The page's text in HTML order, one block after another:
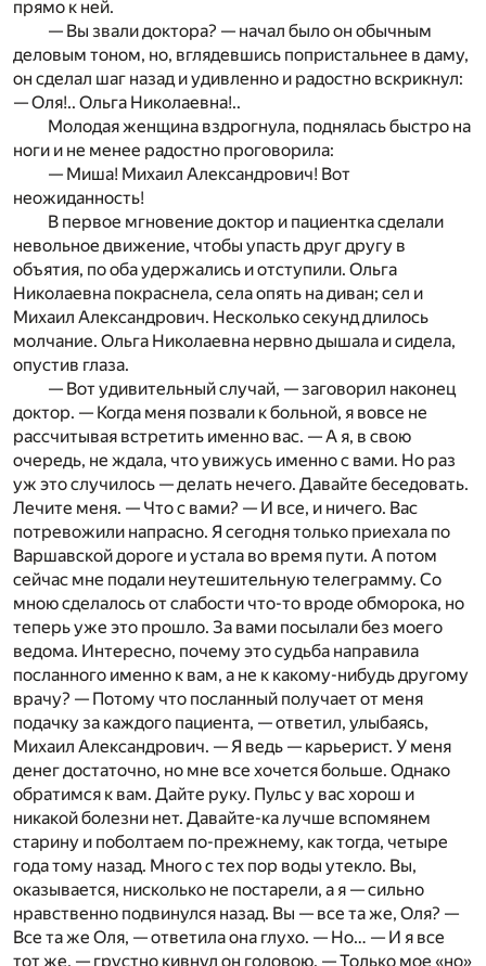
прямо к ней.
— Вы звали доктора? — начал было он обычным
деловым тоном, но, вглядевшись попристальнее в даму,
он сделал шаг назад и удивленно и радостно вскрикнул:
— Оля!.. Ольга Николаевна!..
Молодая женщина вздрогнула, поднялась быстро на
ноги и не менее радостно проговорила:
— Миша! Михаил Александрович! Вот
неожиданность!
В первое мгновение доктор и пациентка сделали
невольное движение, чтобы упасть друг другу в
объятия, по оба удержались и отступили. Ольга
Николаевна покраснела, села опять на диван; сел и
Михаил Александрович. Несколько секунд длилось
молчание. Ольга Николаевна нервно дышала и сидела,
опустив глаза.
— Вот удивительный случай, — заговорил наконец
доктор. — Когда меня позвали к больной, я вовсе не
рассчитывая встретить именно вас. — А я, в свою
очередь, не ждала, что увижусь именно с вами. Но раз
уж это случилось — делать нечего. Давайте беседовать.
Лечите меня. — Что с вами? — И все, и ничего. Вас
потревожили напрасно. Я сегодня только приехала по
Варшавской дороге и устала во время пути. А потом
сейчас мне подали неутешительную телеграмму. Со
мною сделалось от слабости что-то вроде обморока, но
теперь уже это прошло. За вами посылали без моего
ведома. Интересно, почему это судьба направила
посланного именно к вам, а не к какому-нибудь другому
врачу? — Потому что посланный получает от меня
подачку за каждого пациента, — ответил, улыбаясь,
Михаил Александрович. — Я ведь — карьерист. У меня
денег достаточно, но мне все хочется больше. Однако
обратимся к вам. Дайте руку. Пульс у вас хорош и
никакой болезни нет. Давайте-ка лучше вспомянем
старину и поболтаем по-прежнему, как тогда, четыре
года тому назад. Много с тех пор воды утекло. Вы,
оказывается, нисколько не постарели, а я — сильно
нравственно подвинулся назад. Вы — все та же, Оля? —
Все та же Оля, — ответила она глухо. — Но… — И я все
тот же, — грустно кивнул он головою. — Только мое «но»